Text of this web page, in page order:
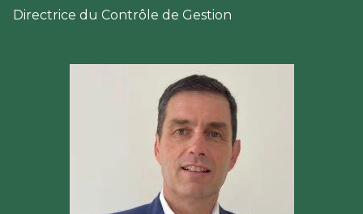
Directrice du Contrôle de Gestion